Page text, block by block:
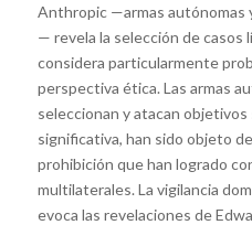
Anthropic —armas autónomas
— revela la selección de casos
considera particularmente
perspectiva ética. Las armas
seleccionan y atacan
significativa, han sido objeto
prohibición que han logrado
multilaterales. La vigilancia
evoca las revelaciones de